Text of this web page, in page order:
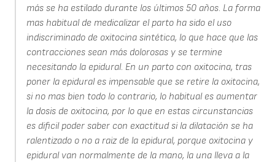
más se ha estilado durante los últimos 50 años. La forma
mas habitual de medicalizar el parto ha sido el uso
indiscriminado de oxitocina sintética, lo que hace que las
contracciones sean más dolorosas y se termine
necesitando la epidural. En un parto con oxitocina, tras
poner la epidural es impensable que se retire la oxitocina,
si no mas bien todo lo contrario, lo habitual es aumentar
la dosis de oxitocina, por lo que en estas circunstancias
es dificil poder saber con exactitud si la dilatación se ha
ralentizado o no a raiz de la epidural, porque oxitocina y
epidural van normalmente de la mano, la una lleva a la